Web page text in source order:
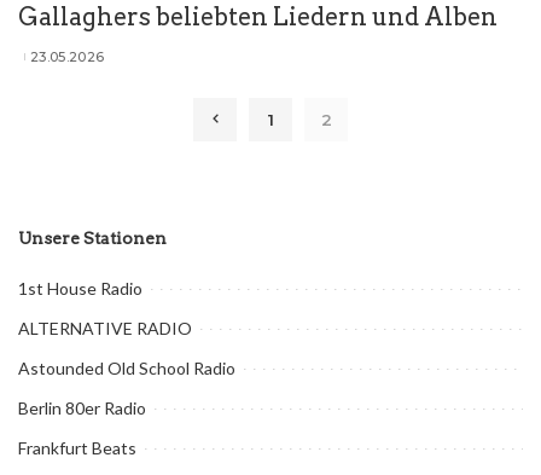
Gallaghers beliebten Liedern und Alben
Posted
23.05.2026
1 2
Unsere Stationen
1st House Radio
ALTERNATIVE RADIO
Astounded Old School Radio
Berlin 80er Radio
Frankfurt Beats